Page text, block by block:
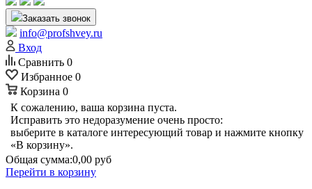
Заказать звонок
info@profshvey.ru
Вход
Сравнить 0
Избранное 0
Корзина 0
К сожалению, ваша корзина пуста.
Исправить это недоразумение очень просто:
выберите в каталоге интересующий товар и нажмите кнопку
«В корзину».
Общая сумма:0,00 руб
Перейти в корзину